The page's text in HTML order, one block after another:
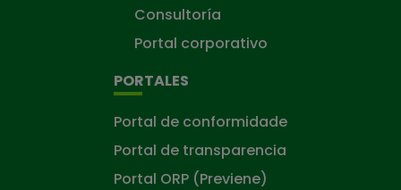
Consultoría
Portal corporativo
PORTALES
Portal de conformidade
Portal de transparencia
Portal ORP (Previene)